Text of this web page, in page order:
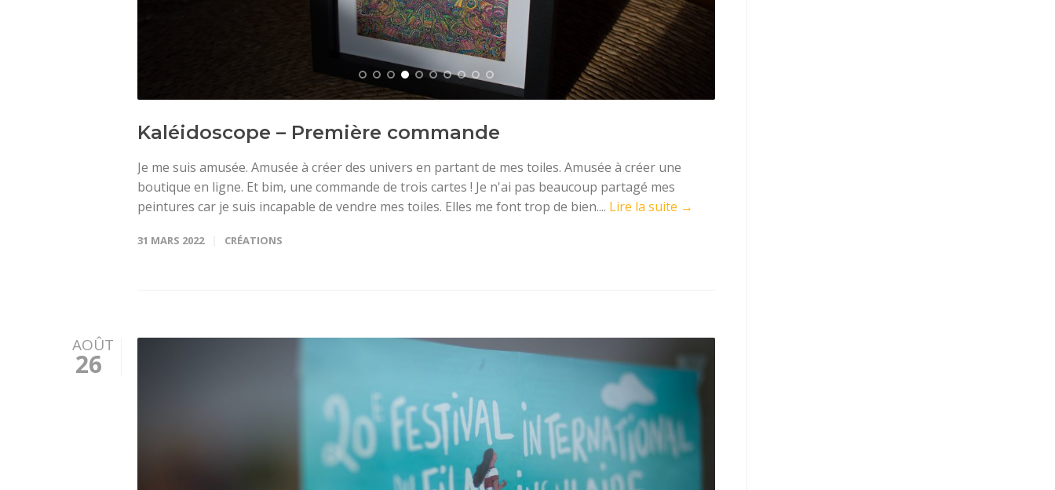
Kaléidoscope – Première commande
Je me suis amusée. Amusée à créer des univers en partant de mes toiles. Amusée à créer une
boutique en ligne. Et bim, une commande de trois cartes ! Je n'ai pas beaucoup partagé mes
peintures car je suis incapable de vendre mes toiles. Elles me font trop de bien.... Lire la suite →
31 MARS 2022 CRÉATIONS
AOÛT
26